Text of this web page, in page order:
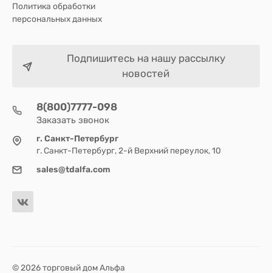
Политика обработки
персональных данных
Подпишитесь на нашу рассылку
новостей
8(800)7777-098
Заказать звонок
г. Санкт-Петербург
г. Санкт-Петербург, 2-й Верхний переулок, 10
sales@tdalfa.com
© 2026 торговый дом Альфа